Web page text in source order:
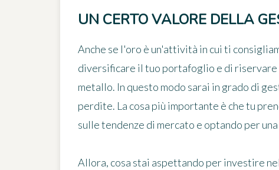
UN CERTO VALORE DELLA
Anche se l'oro è un'attività in cui ti
diversificare il tuo portafoglio e di
metallo. In questo modo sarai in grado di
perdite. La cosa più importante è che tu
sulle tendenze di mercato e optando per
Allora, cosa stai aspettando per investire